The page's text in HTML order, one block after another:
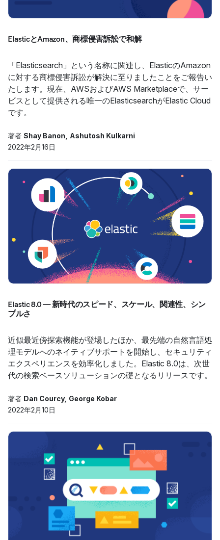
ElasticとAmazon、商標侵害訴訟で和解
「Elasticsearch」という名称に関連し、ElasticのAmazon
に対する商標侵害訴訟が解決に至りましたことをご報告い
たします。現在、AWSおよびAWS Marketplaceで、サー
ビスとして提供される唯一のElasticsearchがElastic Cloud
です。
著者 Shay Banon
Ashutosh Kulkarni
2022年2月16日
Elastic 8.0 ― 新時代のスピード、スケール、関連性、シン
プルさ
近似最近傍探索機能が登場したほか、最先端の自然言語処
理モデルへのネイティブサポートを開始し、セキュリティ
エクスペリエンスを効率化しました。Elastic 8.0は、次世
代の検索ベースソリューションの礎となるリリースです。
著者 Dan Courcy George Kobar
2022年2月10日